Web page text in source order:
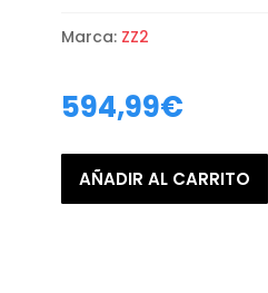
Marca: ZZ2
594,99€
AÑADIR AL CARRITO